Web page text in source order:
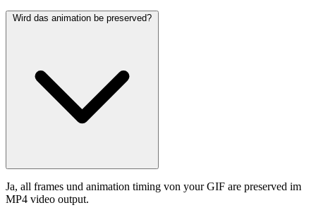
Wird das animation be preserved?
Ja, all frames und animation timing von your GIF are preserved im
MP4 video output.